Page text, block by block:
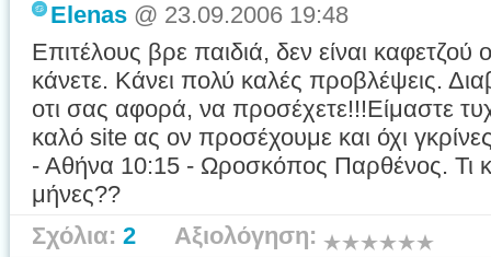
Elenas @ 23.09.2006 19:48
Επιτέλους βρε παιδιά, δεν είναι καφετζού
κάνετε. Κάνει πολύ καλές προβλέψεις.
οτι σας αφορά, να προσέχετε!!!Είμαστε
καλό site ας ον προσέχουμε και όχι
- Αθήνα 10:15 - Ωροσκόπος Παρθένος. Τι
μήνες??
Σχόλια: 2 Αξιολόγηση: